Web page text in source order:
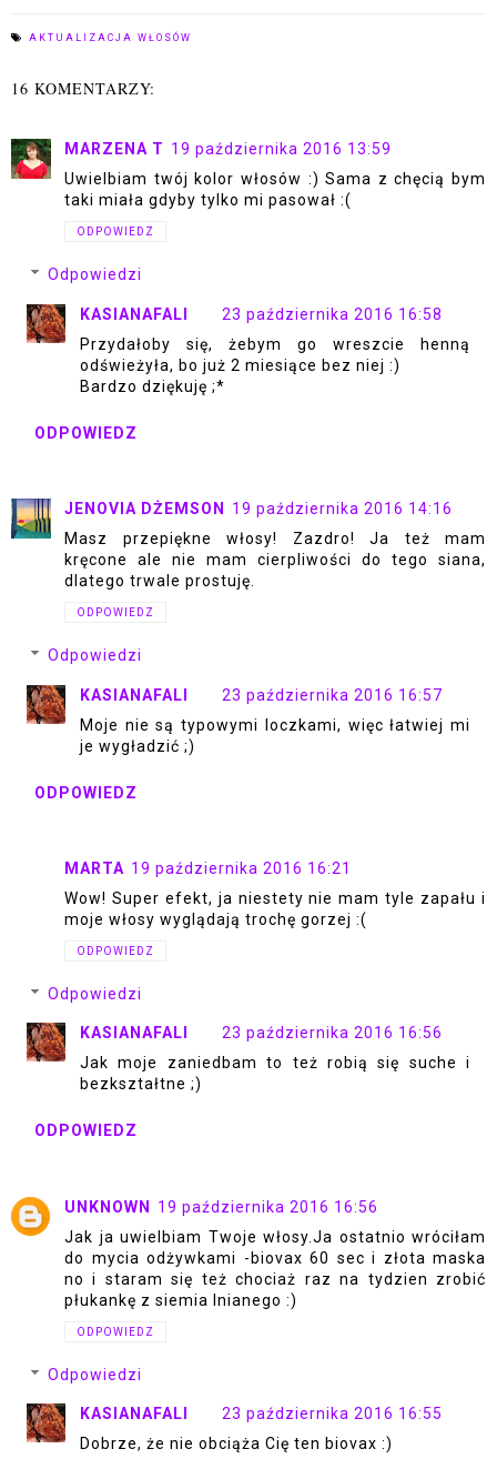
AKTUALIZACJA WŁOSÓW
16 KOMENTARZY:
MARZENA T 19 października 2016 13:59
Uwielbiam twój kolor włosów :) Sama z chęcią bym
taki miała gdyby tylko mi pasował :(
ODPOWIEDZ
Odpowiedzi
KASIANAFALI
23 października 2016 16:58
Przydałoby się, żebym go wreszcie henną
odświeżyła, bo już 2 miesiące bez niej :)
Bardzo dziękuję ;*
ODPOWIEDZ
JENOVIA DŻEMSON
19 października 2016 14:16
Masz przepiękne włosy! Zazdro! Ja też mam
kręcone ale nie mam cierpliwości do tego siana,
dlatego trwale prostuję.
ODPOWIEDZ
Odpowiedzi
KASIANAFALI
23 października 2016 16:57
Moje nie są typowymi loczkami, więc łatwiej mi
je wygładzić ;)
ODPOWIEDZ
MARTA 19 października 2016 16:21
Wow! Super efekt, ja niestety nie mam tyle zapału i
moje włosy wyglądają trochę gorzej :(
ODPOWIEDZ
Odpowiedzi
KASIANAFALI
23 października 2016 16:56
Jak moje zaniedbam to też robią się suche i
bezkształtne ;)
ODPOWIEDZ
UNKNOWN
19 października 2016 16:56
Jak ja uwielbiam Twoje włosy.Ja ostatnio wróciłam
do mycia odżywkami -biovax 60 sec i złota maska
no i staram się też chociaż raz na tydzien zrobić
płukankę z siemia lnianego :)
ODPOWIEDZ
Odpowiedzi
KASIANAFALI
23 października 2016 16:55
Dobrze, że nie obciąża Cię ten biovax :)